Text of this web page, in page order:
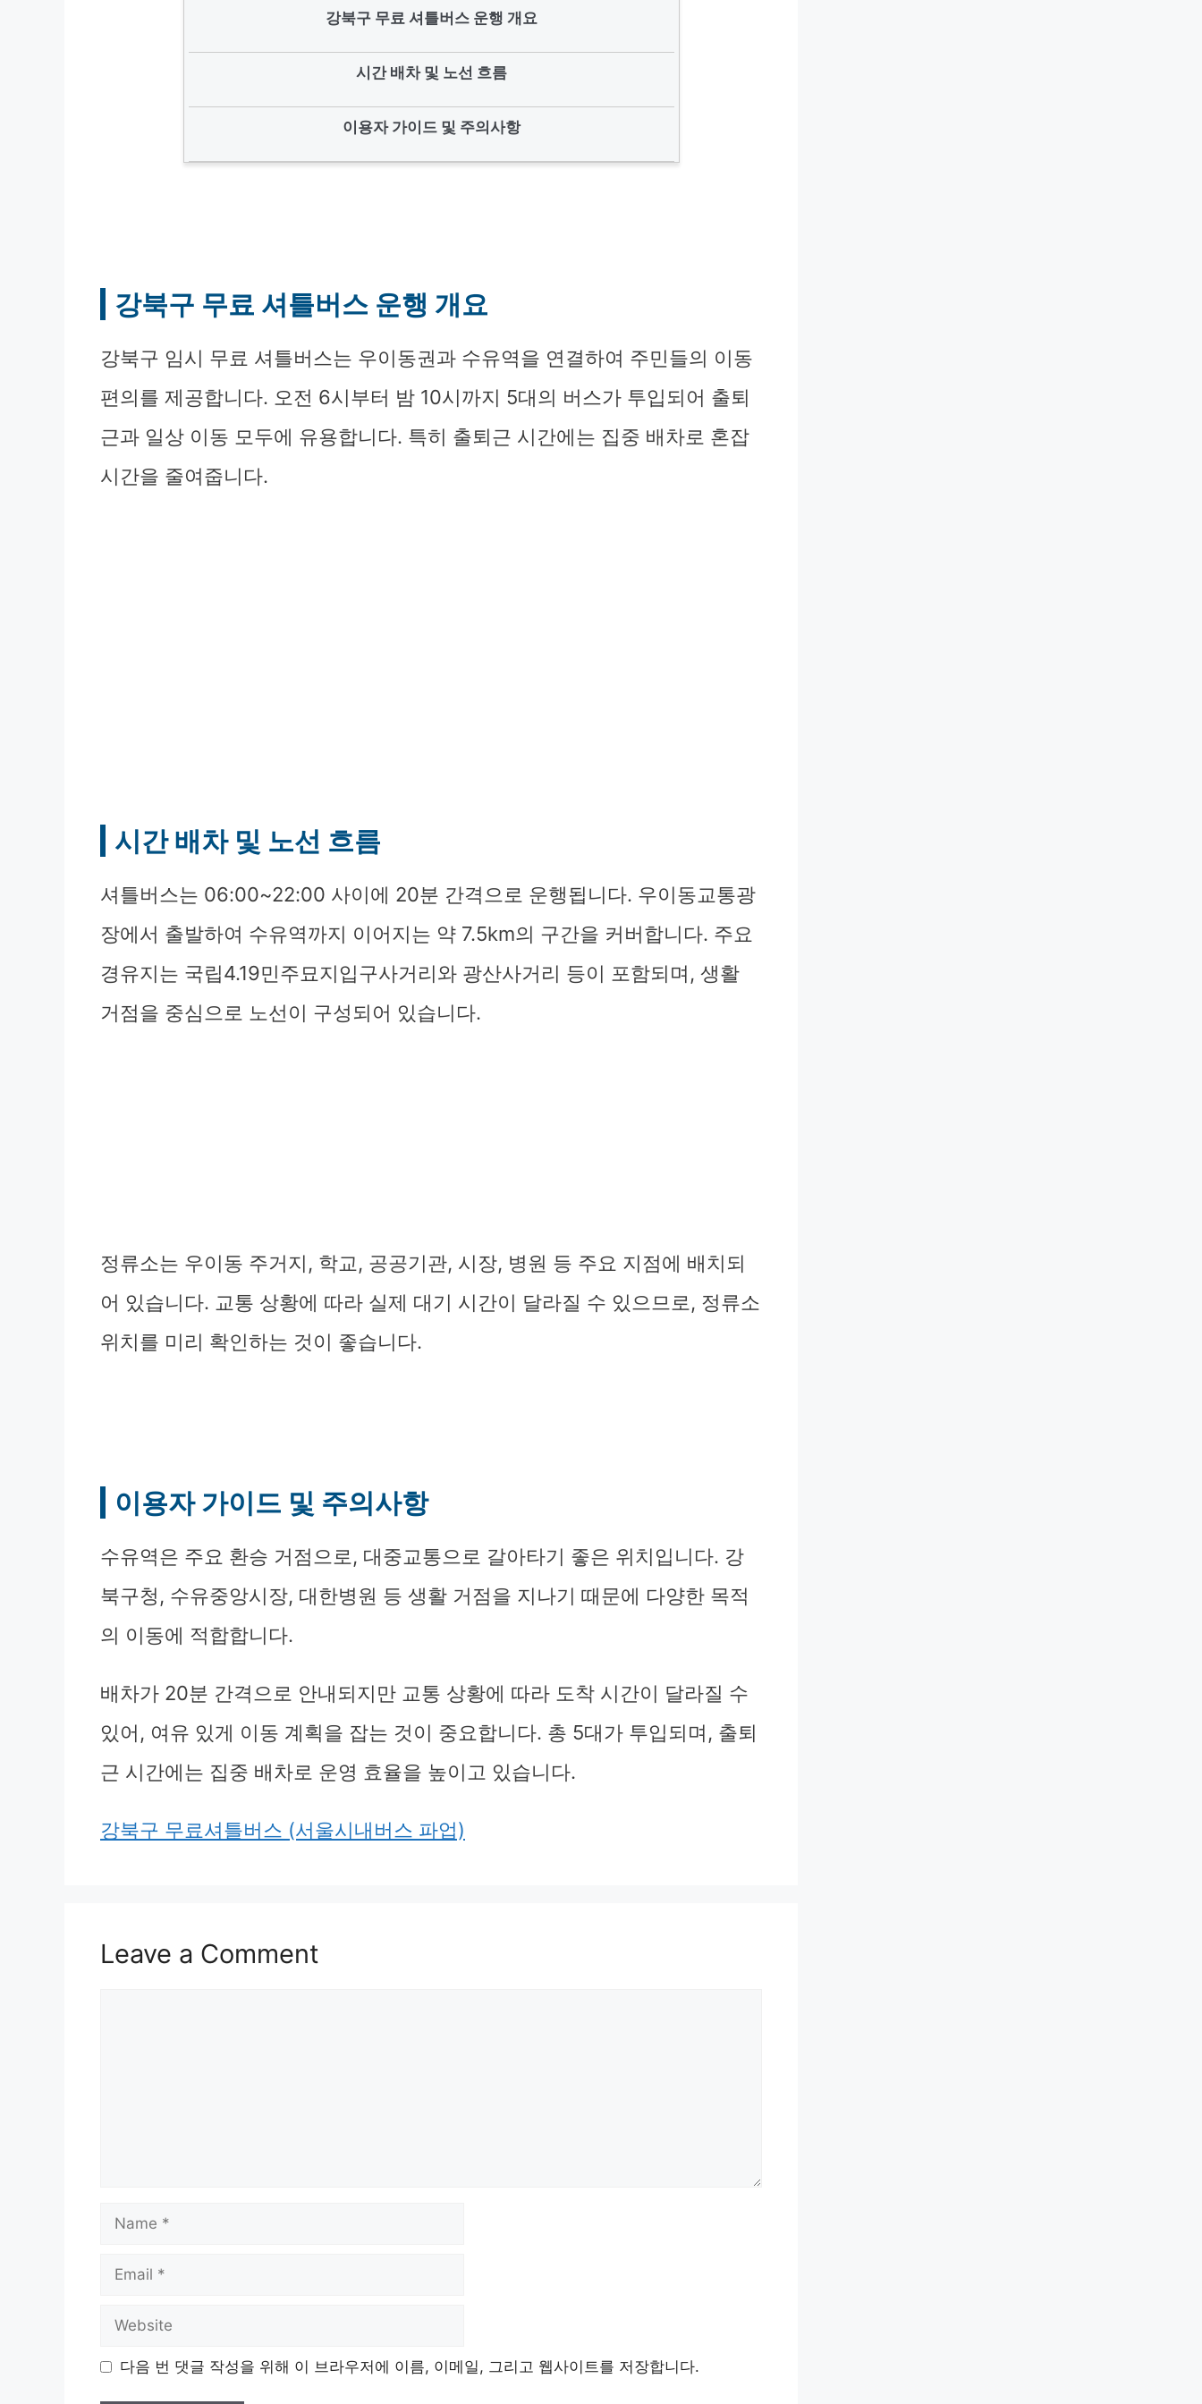
강북구 무료 셔틀버스 운행 개요
시간 배차 및 노선 흐름
이용자 가이드 및 주의사항
강북구 무료 셔틀버스 운행 개요
강북구 임시 무료 셔틀버스는 우이동권과 수유역을 연결하여 주민들의 이동
편의를 제공합니다. 오전 6시부터 밤 10시까지 5대의 버스가 투입되어 출퇴
근과 일상 이동 모두에 유용합니다. 특히 출퇴근 시간에는 집중 배차로 혼잡
시간을 줄여줍니다.
시간 배차 및 노선 흐름
셔틀버스는 06:00~22:00 사이에 20분 간격으로 운행됩니다. 우이동교통광
장에서 출발하여 수유역까지 이어지는 약 7.5km의 구간을 커버합니다. 주요
경유지는 국립4.19민주묘지입구사거리와 광산사거리 등이 포함되며, 생활
거점을 중심으로 노선이 구성되어 있습니다.
정류소는 우이동 주거지, 학교, 공공기관, 시장, 병원 등 주요 지점에 배치되
어 있습니다. 교통 상황에 따라 실제 대기 시간이 달라질 수 있으므로, 정류소
위치를 미리 확인하는 것이 좋습니다.
이용자 가이드 및 주의사항
수유역은 주요 환승 거점으로, 대중교통으로 갈아타기 좋은 위치입니다. 강
북구청, 수유중앙시장, 대한병원 등 생활 거점을 지나기 때문에 다양한 목적
의 이동에 적합합니다.
배차가 20분 간격으로 안내되지만 교통 상황에 따라 도착 시간이 달라질 수
있어, 여유 있게 이동 계획을 잡는 것이 중요합니다. 총 5대가 투입되며, 출퇴
근 시간에는 집중 배차로 운영 효율을 높이고 있습니다.
강북구 무료셔틀버스 (서울시내버스 파업)
Leave a Comment
Name
Email
Website
다음 번 댓글 작성을 위해 이 브라우저에 이름, 이메일, 그리고 웹사이트를 저장합니다.